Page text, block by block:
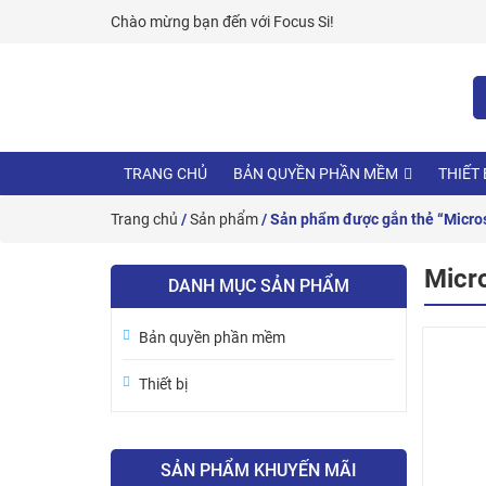
Chào mừng bạn đến với Focus Si!
TRANG CHỦ BẢN QUYỀN PHẦN MỀM THIẾT
Trang chủ /Sản phẩm/ Sản phẩm được gắn thẻ
DANH MỤC SẢN PHẨM
Bản quyền phần mềm
Thiết bị
SẢN PHẨM KHUYẾN MÃI